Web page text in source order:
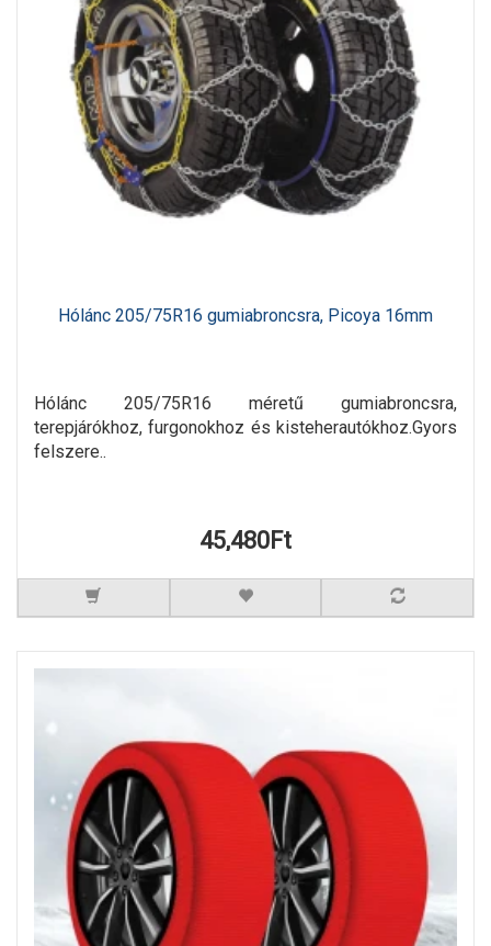
Hólánc 205/75R16 gumiabroncsra, Picoya 16mm
Hólánc 205/75R16 méretű gumiabroncsra,
terepjárókhoz, furgonokhoz és kisteherautókhoz.Gyors
felszere..
45,480Ft